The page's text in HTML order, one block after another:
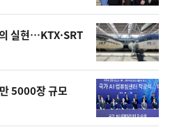
실현…KTX·SRT
5000장 규모